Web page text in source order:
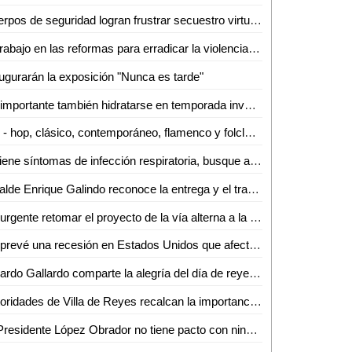
Cuerpos de seguridad logran frustrar secuestro virtual en Rioverde
El trabajo en las reformas para erradicar la violencia vicaria continúa hasta evitar el daño que se provoca a las mujeres y sus hijos e hijas
la exposición "Nunca es tarde"
Es importante también hidratarse en temporada invernal: IMSS San Luis Potosí
Hip - hop, clásico, contemporáneo, flamenco y folclor cursos en el IPBA
Si tiene síntomas de infección respiratoria, busque atención médica
Alcalde Enrique Galindo reconoce la entrega y el trabajo diario del personal de Parques y Jardines
Es urgente retomar el proyecto de la vía alterna a la zona industrial para mejorar la movilidad urbana: Dip. José Antonio Lorca Valle
Se prevé una recesión en Estados Unidos que afectará a México: Adán Moctezuma
Ricardo Gallardo comparte la alegría del día de reyes con entrega de roscas en la zona metropolitana
Autoridades de Villa de Reyes recalcan la importancia de depositar la basura en su lugar
El Presidente López Obrador no tiene pacto con ningún grupo del crimen organizado: Gabino Morales